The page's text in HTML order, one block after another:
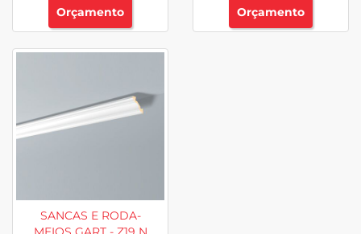
Orçamento Orçamento
SANCAS E RODA-